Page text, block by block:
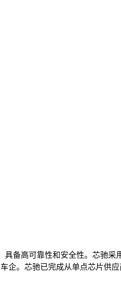
备高可靠性和安全性。芯驰采
企。芯驰已完成从单点芯片供应